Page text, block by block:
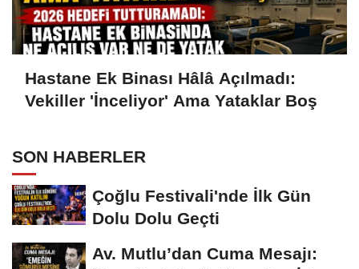
Hastane Ek Binası Hâlâ Açılmadı:
Vekiller 'İnceliyor' Ama Yataklar Boş
SON HABERLER
Çoğlu Festivali'nde İlk Gün
Dolu Dolu Geçti
Av. Mutlu’dan Cuma Mesajı: